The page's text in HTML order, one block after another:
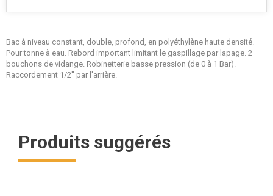
Bac à niveau constant, double, profond, en polyéthylène haute densité.
Pour tonne à eau. Rebord important limitant le gaspillage par lapage. 2
bouchons de vidange. Robinetterie basse pression (de 0 à 1 Bar).
Raccordement 1/2'' par l'arrière.
Produits suggérés